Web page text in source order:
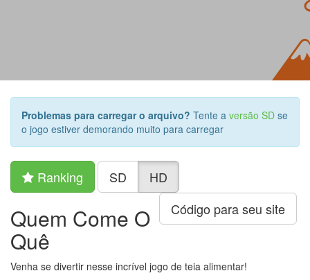
Problemas para carregar o arquivo? Tente a versão SD se
o jogo estiver demorando muito para carregar
Ranking SD
HD
Código para seu site
Quem Come O
Quê
Venha se divertir nesse incrível jogo de teia alimentar!